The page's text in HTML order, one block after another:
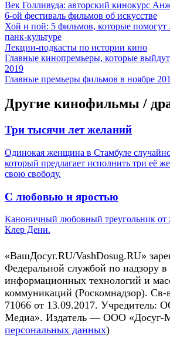
Век Голливуда: авторский кинокурс
6-ой фестиваль фильмов об искусстве
Хой и пой: 5 фильмов, которые помогут
панк-культуре
Лекции-подкасты по истории кино
Главные кинопремьеры, которые выйдут
2019
Главные премьеры фильмов в ноябре
Другие кинофильмы /
Три тысячи лет желаний
Одинокая женщина в Стамбуле
который предлагает исполнить три её
свою свободу.
С любовью и яростью
Каноничный любовный треугольник от
Клер Дени.
«ВашДосуг.RU/VashDosug.RU»
Федеральной службой по надзору в
информационных технологий и
коммуникаций (Роскомнадзор).
71066 от 13.09.2017. Учредитель:
Медиа». Издатель — ООО «Досуг-
персональных данных)